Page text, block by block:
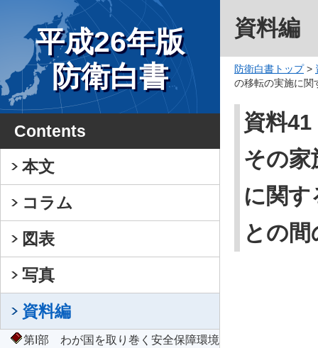
平成26年版
防衛白書
Contents
本文
コラム
図表
写真
資料編
第I部 わが国を取り巻く安全保障環境
資料編
防衛白書トップ>
の移転の実施に関
資料
その家
に関
との